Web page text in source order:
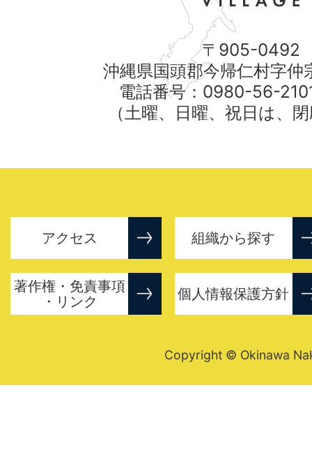
〒905-0492
沖縄県国頭郡今帰仁村字仲
電話番号：0980-56-
（土曜、日曜、祝日は、
アクセス 組織から探す
著作権・免責事項
・リンク
個人情報保護方針
Copyright © Okinawa